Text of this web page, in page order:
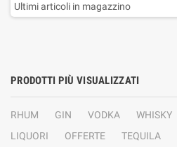
Ultimi articoli in magazzino
PRODOTTI PIÙ VISUALIZZATI
RHUM GIN VODKA WHISKY
LIQUORI
OFFERTE TEQUILA